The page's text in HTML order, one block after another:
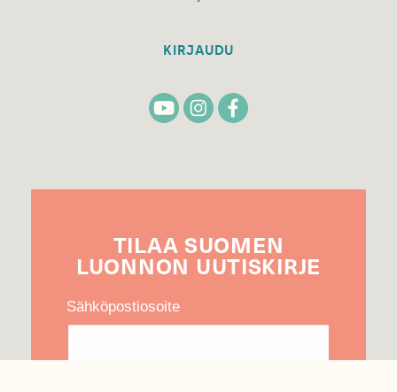
KIRJAUDU
TILAA SUOMEN
LUONNON UUTIS­KIRJE
Sähköpostiosoite